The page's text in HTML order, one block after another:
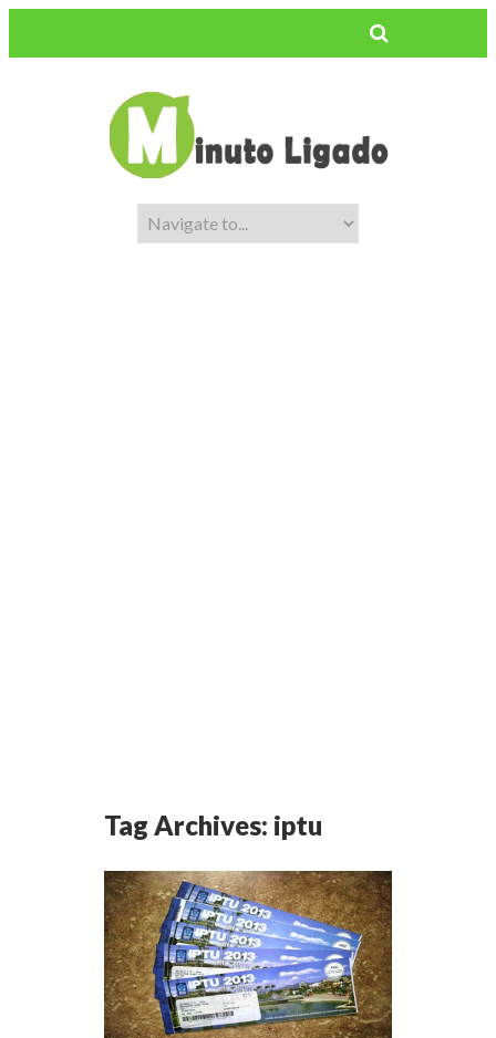
Tag Archives: iptu